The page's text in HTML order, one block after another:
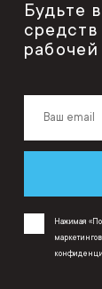
Будьте
Нажимая